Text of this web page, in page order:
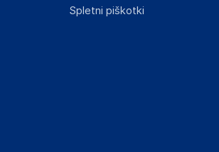
Spletni piškotki